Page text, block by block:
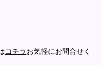
コチラ お気軽にお問合せく